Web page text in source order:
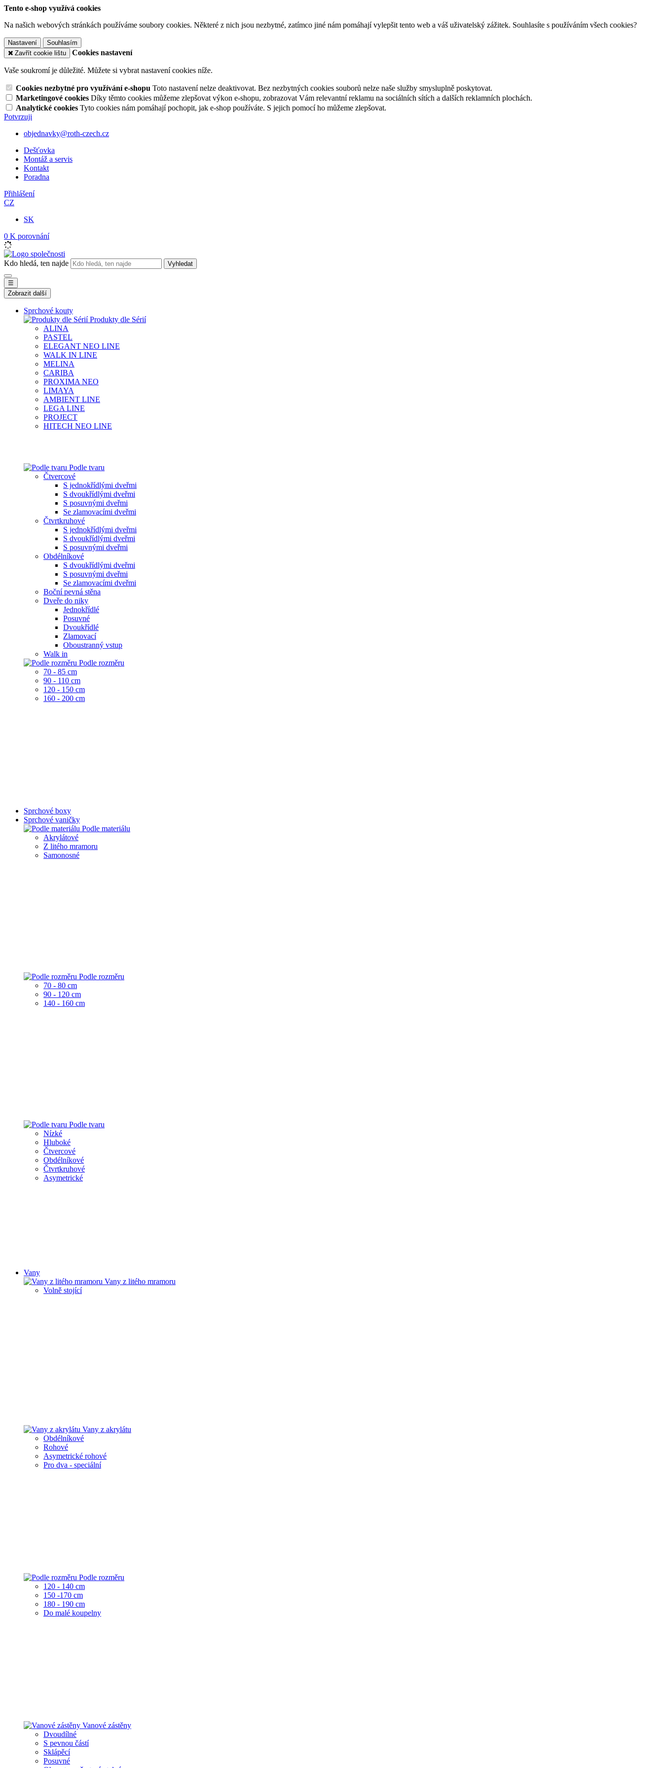
Tento e-shop využívá cookies
Na našich webových stránkách používáme soubory cookies. Některé z nich jsou nezbytné, zatímco jiné nám pomáhají vylepšit tento web a váš uživatelský zážitek. Souhlasíte s používáním všech cookies?
Nastavení
Souhlasím
Zavřít cookie lištu
Cookies nastavení
Vaše soukromí je důležité. Můžete si vybrat nastavení cookies níže.
Cookies nezbytné pro využívání e-shopu Toto nastavení nelze deaktivovat. Bez nezbytných cookies souborů nelze naše služby smysluplně poskytovat.
Marketingové cookies Díky těmto cookies můžeme zlepšovat výkon e-shopu, zobrazovat Vám relevantní reklamu na sociálních sítích a dalších reklamních plochách.
Analytické cookies Tyto cookies nám pomáhají pochopit, jak e-shop používáte. S jejich pomocí ho můžeme zlepšovat.
Potvrzuji
objednavky@roth-czech.cz
Dešťovka
Montáž a servis
Kontakt
Poradna
Přihlášení
CZ
SK
0 K porovnání
Kdo hledá, ten najde Vyhledat
☰
Zobrazit další
Sprchové kouty
Produkty dle Sérií
ALINA
PASTEL
ELEGANT NEO LINE
WALK IN LINE
MELINA
CARIBA
PROXIMA NEO
LIMAYA
AMBIENT LINE
LEGA LINE
PROJECT
HITECH NEO LINE
Podle tvaru
Čtvercové
S jednokřídlými dveřmi
S dvoukřídlými dveřmi
S posuvnými dveřmi
Se zlamovacími dveřmi
Čtvrtkruhové
S jednokřídlými dveřmi
S dvoukřídlými dveřmi
S posuvnými dveřmi
Obdélníkové
S dvoukřídlými dveřmi
S posuvnými dveřmi
Se zlamovacími dveřmi
Boční pevná stěna
Dveře do niky
Jednokřídlé
Posuvné
Dvoukřídlé
Zlamovací
Oboustranný vstup
Walk in
Podle rozměru
70 - 85 cm
90 - 110 cm
120 - 150 cm
160 - 200 cm
Sprchové boxy
Sprchové vaničky
Podle materiálu
Akrylátové
Z litého mramoru
Samonosné
Podle rozměru
70 - 80 cm
90 - 120 cm
140 - 160 cm
Podle tvaru
Nízké
Hluboké
Čtvercové
Obdélníkové
Čtvrtkruhové
Asymetrické
Vany
Vany z litého mramoru
Volně stojící
Vany z akrylátu
Obdélníkové
Rohové
Asymetrické rohové
Pro dva - speciální
Podle rozměru
120 - 140 cm
150 -170 cm
180 - 190 cm
Do malé koupelny
Vanové zástěny
Dvoudílné
S pevnou částí
Sklápěcí
Posuvné